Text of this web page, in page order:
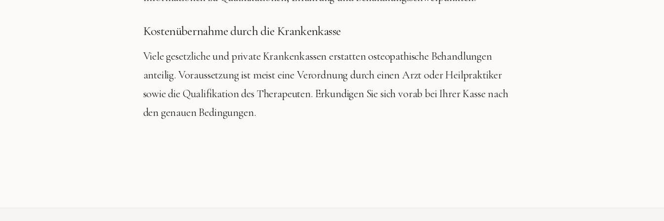
Kostenübernahme durch die Krankenkasse
Viele gesetzliche und private Krankenkassen erstatten osteopathische Behandlungen
anteilig. Voraussetzung ist meist eine Verordnung durch einen Arzt oder Heilpraktiker
sowie die Qualifikation des Therapeuten. Erkundigen Sie sich vorab bei Ihrer Kasse nach
den genauen Bedingungen.